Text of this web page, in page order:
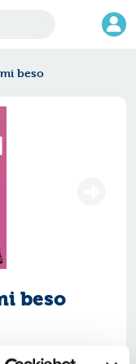
beso
beso